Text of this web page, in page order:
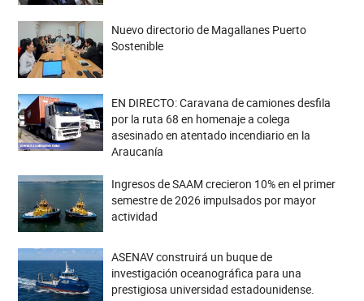
Nuevo directorio de Magallanes Puerto
Sostenible
EN DIRECTO: Caravana de camiones desfila
por la ruta 68 en homenaje a colega
asesinado en atentado incendiario en la
Araucanía
Ingresos de SAAM crecieron 10% en el primer
semestre de 2026 impulsados por mayor
actividad
ASENAV construirá un buque de
investigación oceanográfica para una
prestigiosa universidad estadounidense.